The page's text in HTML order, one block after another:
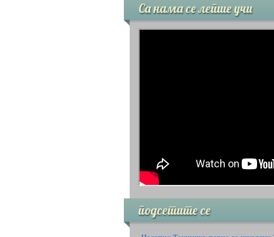
Са нама се лепше учи
подсетите се